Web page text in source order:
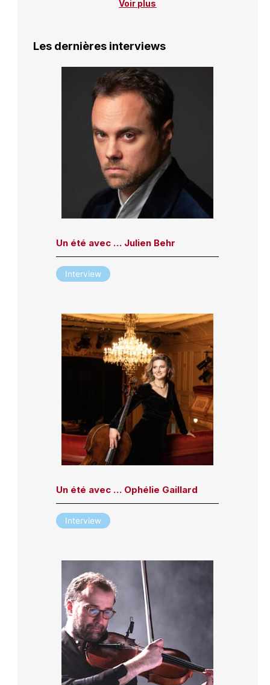
Voir plus
Les dernières interviews
Un été avec … Julien Behr
Interview
Un été avec … Ophélie Gaillard
Interview